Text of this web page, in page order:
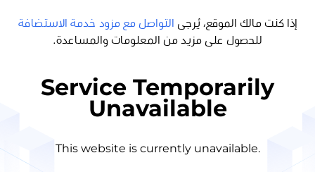
إذا كنت مالك الموقع، يُرجى
التواصل مع مزود خدمة الاستضافة
للحصول على مزيد من المعلومات والمساعدة.
Service Temporarily
Unavailable
This website is currently unavailable.